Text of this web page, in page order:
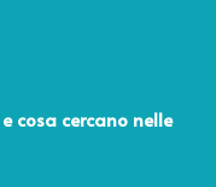
cosa cercano nelle